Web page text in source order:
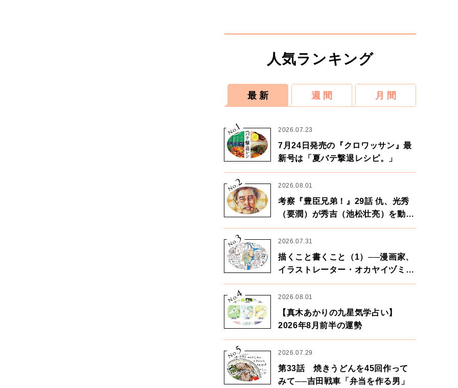
人気ランキング
最 新 週 間 月 間
No.
1 2026.07.23
7月24日発売の『クロワッサン』最
新号は「夏バテ撃退レシピ。」
No.2 2026.08.01
考察『豊臣兄弟！』29話 仇、光秀
（要潤）が秀吉（池松壮亮）を動か
す。天下に向けた兄弟の分岐点。
No.
3 2026.07.31
描くこと書くこと（1）──漫画家、
イラストレーター・オカヤイヅミさ
ん×漫画家・鶴谷香央理さん
No.
4 2026.08.01
【真木あかりの九星気学占い】
2026年8月前半の運勢
No.
5 2026.07.29
第33話 焼きうどんを45回作って
みて──吉田戦車「弁当を作る男」